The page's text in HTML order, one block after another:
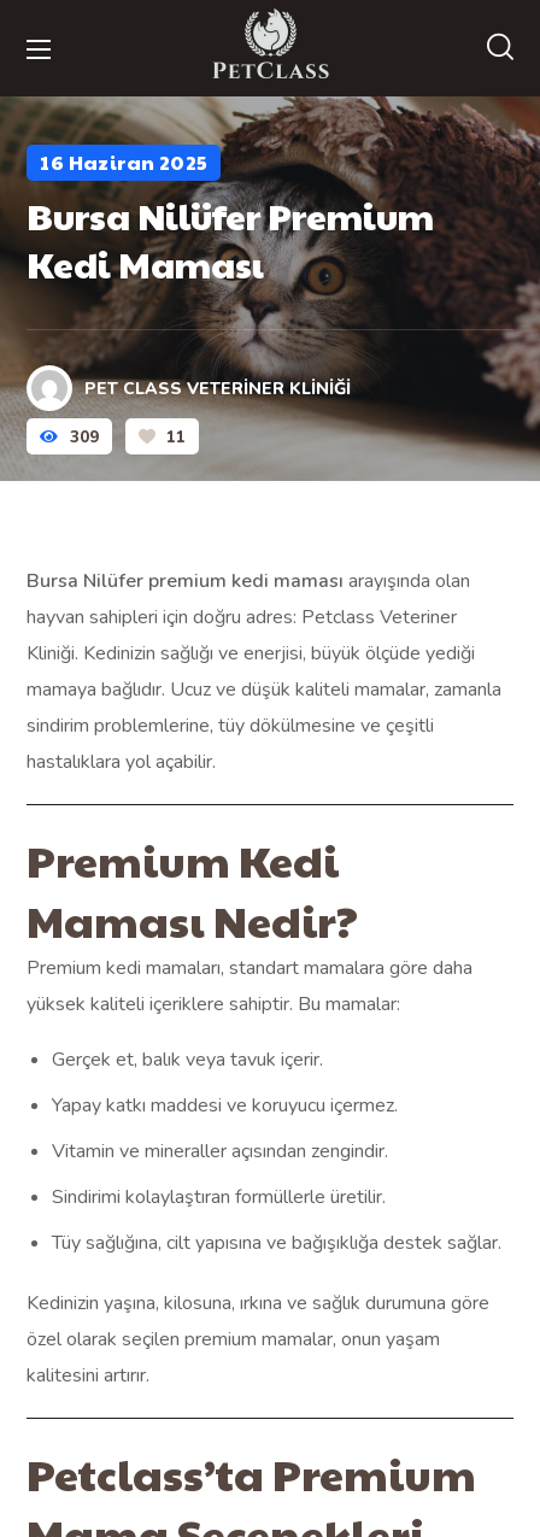
16 Haziran 2025
Bursa Nilüfer Premium
Kedi Maması
PET CLASS VETERINER KLINIĞI
309 11
Bursa Nilüfer premium kedi maması arayışında olan
hayvan sahipleri için doğru adres: Petclass Veteriner
Kliniği. Kedinizin sağlığı ve enerjisi, büyük ölçüde yediği
mamaya bağlıdır. Ucuz ve düşük kaliteli mamalar, zamanla
sindirim problemlerine, tüy dökülmesine ve çeşitli
hastalıklara yol açabilir.
Premium Kedi
Maması Nedir?
Premium kedi mamaları, standart mamalara göre daha
yüksek kaliteli içeriklere sahiptir. Bu mamalar:
Gerçek et, balık veya tavuk içerir.
Yapay katkı maddesi ve koruyucu içermez.
Vitamin ve mineraller açısından zengindir.
Sindirimi kolaylaştıran formüllerle üretilir.
Tüy sağlığına, cilt yapısına ve bağışıklığa destek sağlar.
Kedinizin yaşına, kilosuna, ırkına ve sağlık durumuna göre
özel olarak seçilen premium mamalar, onun yaşam
kalitesini artırır.
Petclass’ta Premium